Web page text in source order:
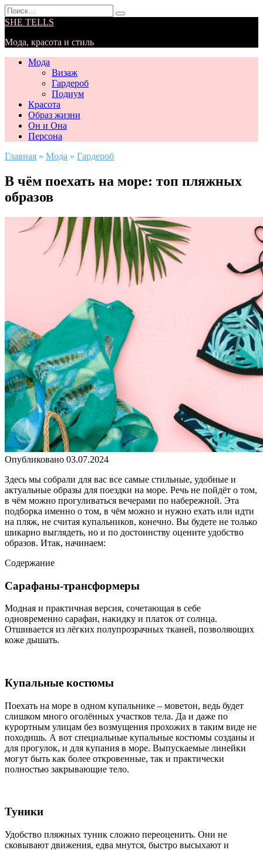
Перейти
к
Search
for:
SHE TELLS
Мода, красота и стиль
Мода
Визаж
Гардероб
Подиум
Красота
Образ жизни
Он и Она
Персона
Главная » Мода » Гардероб
В чём поехать на море: топ пляжных
образов
Опубликовано 03.07.2024
Здесь мы собрали для вас все самые стильные, удобные и
актуальные образы для поездки на море. Речь не пойдёт о том,
в чём можно прогуливаться вечерами по набережной. Эта
подборка именно о том, в чём можно и нужно ехать или идти
на пляж, не считая купальников, конечно. Вы будете не только
шикарно выглядеть, но и по достоинству оцените удобство
образов. Итак, начинаем:
Содержание
Сарафаны-трансформеры
Модная и практичная версия, сочетающая в себе
одновременно сарафан, накидку и платок от солнца.
Отшивается из лёгких полупрозрачных тканей, позволяющих
коже дышать.
Купальные костюмы
Поехать на море в одном купальнике – моветон, ведь будет
слишком много оголённых участков тела. Да и даже по
курортным улицам без возмущения прохожих в таким виде не
походишь. А вот специальные купальные костюмы созданы и
для прогулок, и для купания в море. Выпускаемые линейки
могут быть как более откровенные, так и практически
полностью закрывающие тело.
Туники
Удобство пляжных туник сложно переоценить. Они не
сковывают движения, едва мнутся, быстро высыхают и